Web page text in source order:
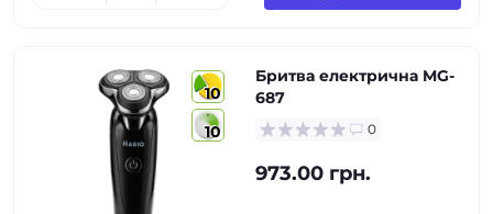
10
10
Бритва електрична MG-
687
0
973.00 грн.